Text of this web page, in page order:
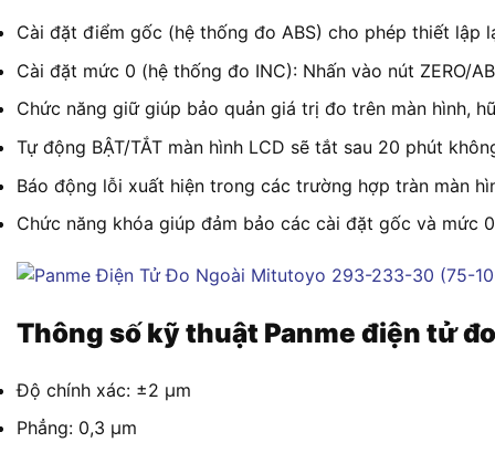
Cài đặt điểm gốc (hệ thống đo ABS) cho phép thiết
Cài đặt mức 0 (hệ thống đo INC): Nhấn vào nút ZERO/
Chức năng giữ giúp bảo quản giá trị đo trên màn hình,
Tự động BẬT/TẮT màn hình LCD sẽ tắt sau 20 phút
Báo động lỗi xuất hiện trong các trường hợp tràn màn
Chức năng khóa giúp đảm bảo các cài đặt gốc và mức
Thông số kỹ thuật Panme điện tử
Độ chính xác: ±2 µm
Phẳng: 0,3 µm